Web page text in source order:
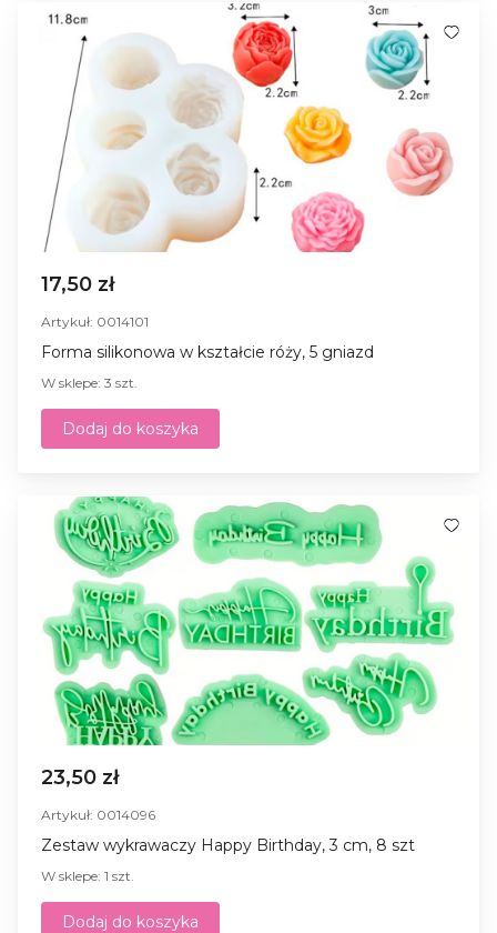
17,50 zł
Artykuł: 0014101
Forma silikonowa w kształcie róży, 5 gniazd
W sklepe: 3 szt.
Dodaj do koszyka
23,50 zł
Artykuł: 0014096
Zestaw wykrawaczy Happy Birthday, 3 cm, 8 szt
W sklepe: 1 szt.
Dodaj do koszyka